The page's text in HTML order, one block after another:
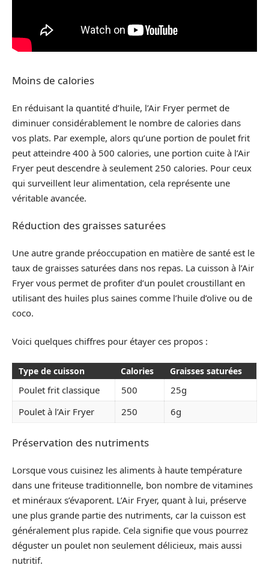
Moins de calories
En réduisant la quantité d’huile, l’Air Fryer permet de
diminuer considérablement le nombre de calories dans
vos plats. Par exemple, alors qu’une portion de poulet frit
peut atteindre 400 à 500 calories, une portion cuite à l’Air
Fryer peut descendre à seulement 250 calories. Pour ceux
qui surveillent leur alimentation, cela représente une
véritable avancée.
Réduction des graisses saturées
Une autre grande préoccupation en matière de santé est le
taux de graisses saturées dans nos repas. La cuisson à l’Air
Fryer vous permet de profiter d’un poulet croustillant en
utilisant des huiles plus saines comme l’huile d’olive ou de
coco.
Voici quelques chiffres pour étayer ces propos :
Type de cuisson Calories Graisses saturées
Poulet frit classique 500
25g
Poulet à l’Air Fryer
250 6g
Préservation des nutriments
Lorsque vous cuisinez les aliments à haute température
dans une friteuse traditionnelle, bon nombre de vitamines
et minéraux s’évaporent. L’Air Fryer, quant à lui, préserve
une plus grande partie des nutriments, car la cuisson est
généralement plus rapide. Cela signifie que vous pourrez
déguster un poulet non seulement délicieux, mais aussi
nutritif.